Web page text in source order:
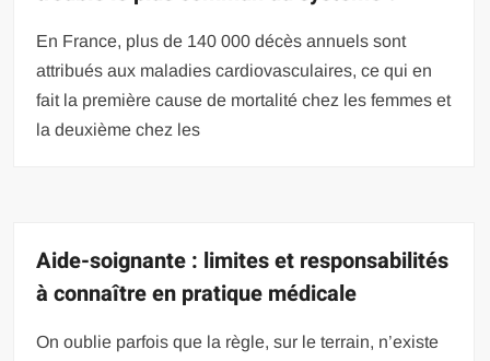
En France, plus de 140 000 décès annuels sont
attribués aux maladies cardiovasculaires, ce qui en
fait la première cause de mortalité chez les femmes et
la deuxième chez les
Aide-soignante : limites et responsabilités
à connaître en pratique médicale
On oublie parfois que la règle, sur le terrain, n’existe